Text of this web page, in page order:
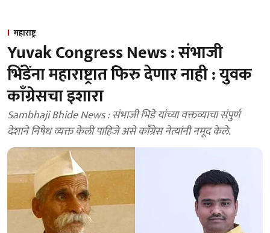
महाराष्ट्र
Yuvak Congress News : संभाजी
भिंडेंना महाराष्ट्रात फिरु देणार नाही : युवक
काॅंग्रेसचा इशारा
Sambhaji Bhide News : संभाजी भिडे यांच्या वक्तव्याचा संपुर्ण
देशाने निषेध व्यक्त केली पाहिजे असे काॅंग्रेस नेत्यांनी नमूद केले.